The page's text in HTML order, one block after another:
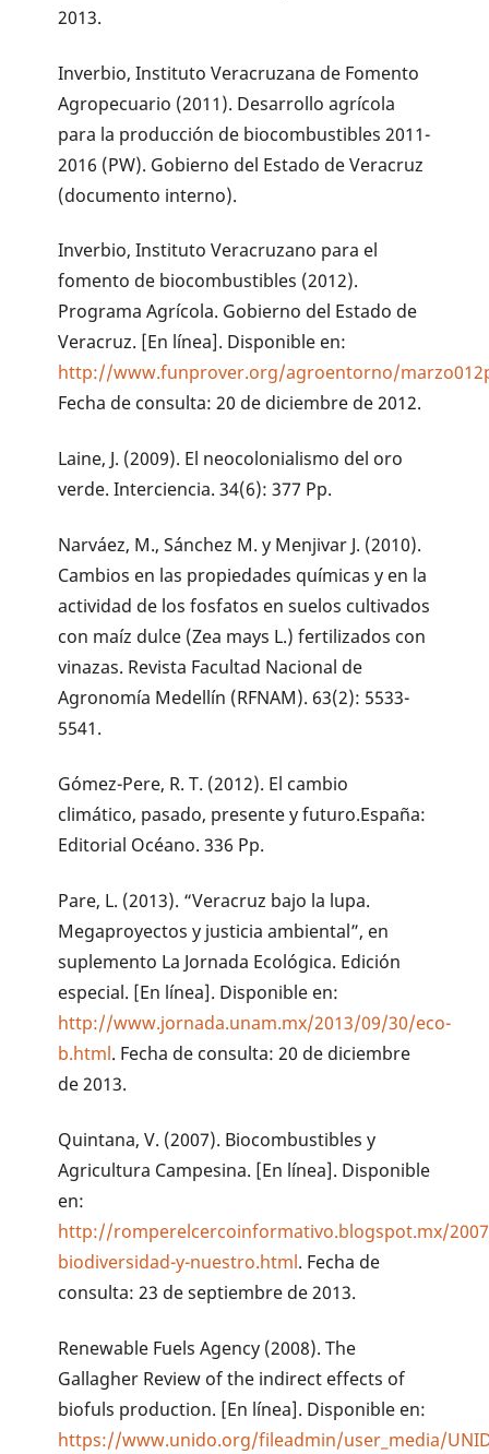
2013.
Inverbio, Instituto Veracruzana de Fomento
Agropecuario (2011). Desarrollo agrícola
para la producción de biocombustibles 2011-
2016 (PW). Gobierno del Estado de Veracruz
(documento interno).
Inverbio, Instituto Veracruzano para el
fomento de biocombustibles (2012).
Programa Agrícola. Gobierno del Estado de
Veracruz. [En línea]. Disponible en:
http://www.funprover.org/agroentorno/
Fecha de consulta: 20 de diciembre de 2012.
Laine, J. (2009). El neocolonialismo del oro
verde. Interciencia. 34(6): 377 Pp.
Narváez, M., Sánchez M. y Menjivar J. (2010).
Cambios en las propiedades químicas y en la
actividad de los fosfatos en suelos cultivados
con maíz dulce (Zea mays L.) fertilizados con
vinazas. Revista Facultad Nacional de
Agronomía Medellín (RFNAM). 63(2): 5533-
5541.
Gómez-Pere, R. T. (2012). El cambio
climático, pasado, presente y futuro.España:
Editorial Océano. 336 Pp.
Pare, L. (2013). “Veracruz bajo la lupa.
Megaproyectos y justicia ambiental”, en
suplemento La Jornada Ecológica. Edición
especial. [En línea]. Disponible en:
http://www.jornada.unam.mx/2013/09/30/eco-
b.html. Fecha de consulta: 20 de diciembre
de 2013.
Quintana, V. (2007). Biocombustibles y
Agricultura Campesina. [En línea]. Disponible
en:
http://romperelcercoinformativo.blogspot.mx/
biodiversidad-y-nuestro.html. Fecha de
consulta: 23 de septiembre de 2013.
Renewable Fuels Agency (2008). The
Gallagher Review of the indirect effects of
biofuls production. [En línea]. Disponible en:
https://www.unido.org/fileadmin/user_media/